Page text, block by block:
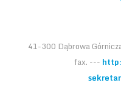
41-300 Dąbrowa
fax. ---